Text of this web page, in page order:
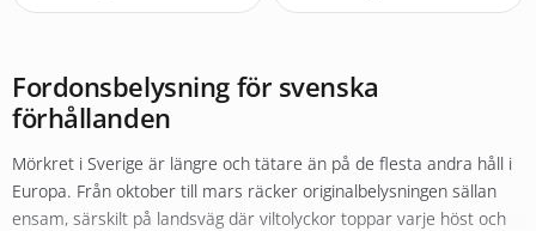
Fordonsbelysning för svenska
förhållanden
Mörkret i Sverige är längre och tätare än på de flesta andra håll i
Europa. Från oktober till mars räcker originalbelysningen sällan
ensam, särskilt på landsväg där viltolyckor toppar varje höst och